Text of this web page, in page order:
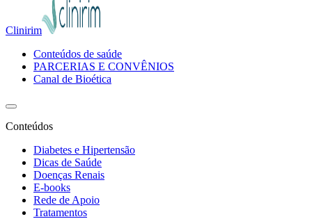
Clinirim
Conteúdos de saúde
PARCERIAS E CONVÊNIOS
Canal de Bioética
Conteúdos
Diabetes e Hipertensão
Dicas de Saúde
Doenças Renais
E-books
Rede de Apoio
Tratamentos